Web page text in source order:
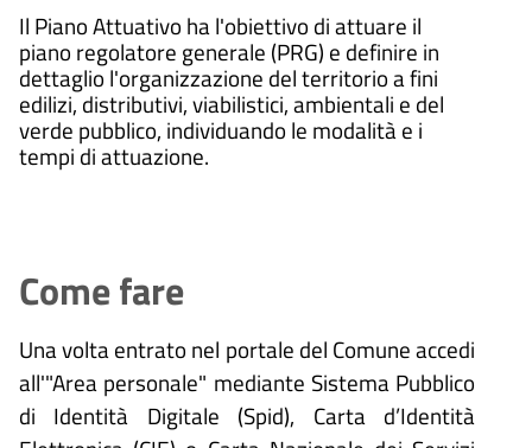
Il Piano Attuativo ha l'obiettivo di attuare il
piano regolatore generale (PRG) e definire in
dettaglio l'organizzazione del territorio a fini
edilizi, distributivi, viabilistici, ambientali e del
verde pubblico, individuando le modalità e i
tempi di attuazione.
Come fare
Una volta entrato nel portale del Comune accedi
all'"Area personale" mediante Sistema Pubblico
di Identità Digitale (Spid), Carta d’Identità